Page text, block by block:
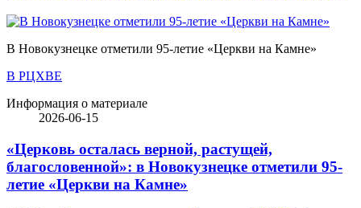
В Новокузнецке отметили 95-летие «Церкви на Камне»
В РЦХВЕ
Информация о материале
2026-06-15
«Церковь осталась верной, растущей,
благословенной»: в Новокузнецке отметили 95-
летие «Церкви на Камне»